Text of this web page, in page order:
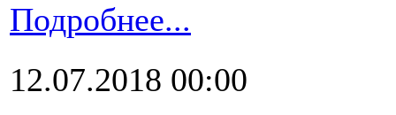
Подробнее...
12.07.2018 00:00